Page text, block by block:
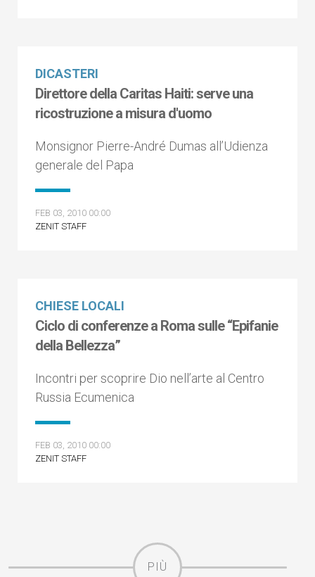
DICASTERI
Direttore della Caritas Haiti: serve una
ricostruzione a misura d'uomo
Monsignor Pierre-André Dumas all’Udienza
generale del Papa
FEB 03, 2010 00:00
ZENIT STAFF
CHIESE LOCALI
Ciclo di conferenze a Roma sulle “Epifanie
della Bellezza”
Incontri per scoprire Dio nell’arte al Centro
Russia Ecumenica
FEB 03, 2010 00:00
ZENIT STAFF
PIÙ